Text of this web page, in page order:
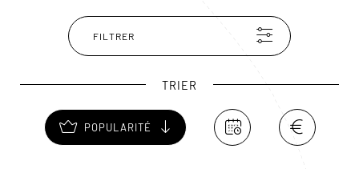
souvenirs de la domination britannique. Ne manquez
pas non plus les églises de la ville dont Santa Maria,
incontournable pour son orgue aux 3006 tuyaux !
FILTRER
TRIER
POPULARITÉ